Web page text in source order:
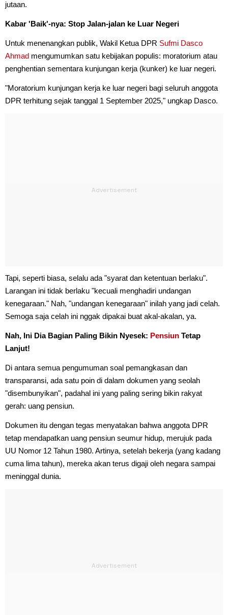
jutaan.
Kabar 'Baik'-nya: Stop Jalan-jalan ke Luar Negeri
Untuk menenangkan publik, Wakil Ketua DPR Sufmi Dasco
Ahmad mengumumkan satu kebijakan populis: moratorium atau
penghentian sementara kunjungan kerja (kunker) ke luar negeri.
"Moratorium kunjungan kerja ke luar negeri bagi seluruh anggota
DPR terhitung sejak tanggal 1 September 2025," ungkap Dasco.
Tapi, seperti biasa, selalu ada "syarat dan ketentuan berlaku".
Larangan ini tidak berlaku "kecuali menghadiri undangan
kenegaraan." Nah, "undangan kenegaraan" inilah yang jadi celah.
Semoga saja celah ini nggak dipakai buat akal-akalan, ya.
Nah, Ini Dia Bagian Paling Bikin Nyesek: Pensiun Tetap
Lanjut!
Di antara semua pengumuman soal pemangkasan dan
transparansi, ada satu poin di dalam dokumen yang seolah
"disembunyikan", padahal ini yang paling sering bikin rakyat
gerah: uang pensiun.
Dokumen itu dengan tegas menyatakan bahwa anggota DPR
tetap mendapatkan uang pensiun seumur hidup, merujuk pada
UU Nomor 12 Tahun 1980. Artinya, setelah bekerja (yang kadang
cuma lima tahun), mereka akan terus digaji oleh negara sampai
meninggal dunia.